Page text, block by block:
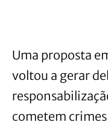
Uma proposta
voltou a gerar
cometem